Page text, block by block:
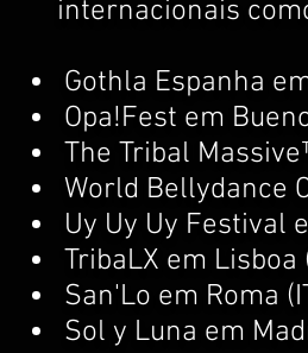
internacionais
Gothla Espanha
Opa!Fest em
The Tribal
World Bellydance
Uy Uy Uy Festival
TribaLX em Lisboa
San'Lo em Roma
Sol y Luna em